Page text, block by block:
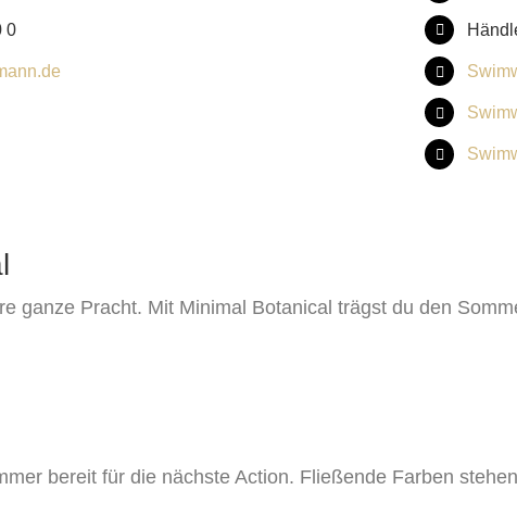
0
ganze Pracht. Mit Minimal Botanical trägst du den
bereit für die nächste Action. Fließende Farben